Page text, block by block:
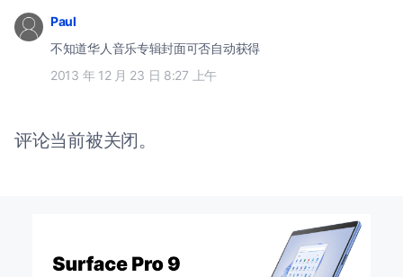
Paul
不知道华人音乐专辑封面可否自动获得
2013 年 12 月 23 日 8:27 上午
评论当前被关闭。